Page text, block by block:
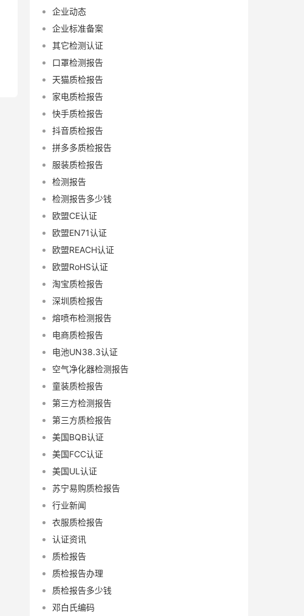
企业动态
企业标准备案
其它检测认证
口罩检测报告
天猫质检报告
家电质检报告
快手质检报告
抖音质检报告
拼多多质检报告
服装质检报告
检测报告
检测报告多少钱
欧盟CE认证
欧盟EN71认证
欧盟REACH认证
欧盟RoHS认证
淘宝质检报告
深圳质检报告
熔喷布检测报告
电商质检报告
电池UN38.3认证
空气净化器检测报告
童装质检报告
第三方检测报告
第三方质检报告
美国BQB认证
美国FCC认证
美国UL认证
苏宁易购质检报告
行业新闻
衣服质检报告
认证资讯
质检报告
质检报告办理
质检报告多少钱
邓白氏编码